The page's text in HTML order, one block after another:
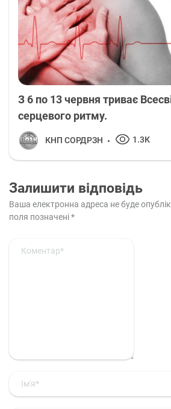
З 6 по 13 червня триває
серцевого ритму.
КНП СОРДРЗН 1.3К
Залишити відповідь
Ваша електронна адреса не буде
поля позначені*